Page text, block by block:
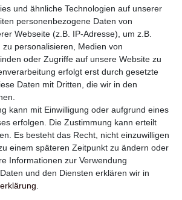
ich dieDaten­schutz­erklärung
gelesen habe. Meine
widerrufen.**
Abonnieren
und ähnliche Technologien auf unserer
personenbezogene Daten von
Webseite (z.B. IP-Adresse), um z.B.
zu personalisieren, Medien von
oder Zugriffe auf unsere Website zu
erfolgt erst durch gesetzte
Daten mit Dritten, die wir in den
kann mit Einwilligung oder aufgrund eines
erfolgen. Die Zustimmung kann erteilt
Es besteht das Recht, nicht einzuwilligen
einem späteren Zeitpunkt zu ändern oder
Informationen zur Verwendung
und den Diensten erklären wir in